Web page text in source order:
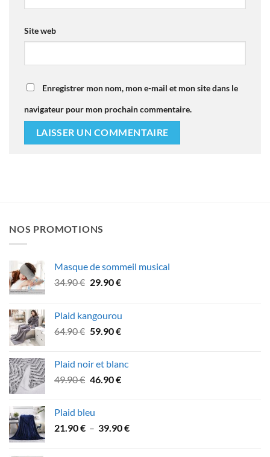
Site web
Enregistrer mon nom, mon e-mail et mon site dans le
navigateur pour mon prochain commentaire.
NOS PROMOTIONS
Masque de sommeil musical
34.90€ Le
était :
34.90 €.
29.90€Le
est :
29.90 €.
Plaid kangourou
64.90€ Le
était :
64.90 €.
59.90€Le
est :
59.90 €.
Plaid noir et blanc
49.90€ Le
était :
49.90 €.
46.90€Le
46.90 €.
Plaid bleu
21.90€ – 39.90€Plage